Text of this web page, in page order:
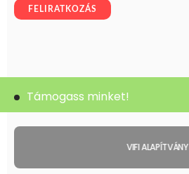
Támogass minket!
VIFI ALAPÍTVÁNY